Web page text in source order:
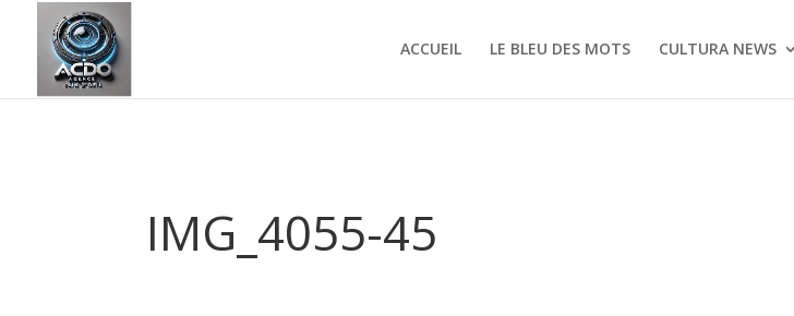
ACCUEIL LE BLEU DES MOTS CULTURA NEWS
IMG_4055-45